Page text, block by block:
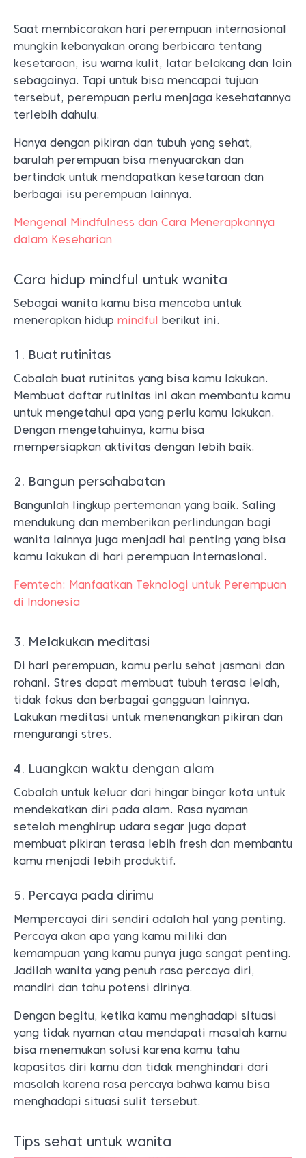
Saat membicarakan hari perempuan internasional
mungkin kebanyakan orang berbicara tentang
kesetaraan, isu warna kulit, latar belakang dan lain
sebagainya. Tapi untuk bisa mencapai tujuan
tersebut, perempuan perlu menjaga kesehatannya
terlebih dahulu.
Hanya dengan pikiran dan tubuh yang sehat,
barulah perempuan bisa menyuarakan dan
bertindak untuk mendapatkan kesetaraan dan
berbagai isu perempuan lainnya.
Mengenal Mindfulness dan Cara Menerapkannya
dalam Keseharian
Cara hidup mindful untuk wanita
Sebagai wanita kamu bisa mencoba untuk
menerapkan hidup mindful berikut ini.
1. Buat rutinitas
Cobalah buat rutinitas yang bisa kamu lakukan.
Membuat daftar rutinitas ini akan membantu kamu
untuk mengetahui apa yang perlu kamu lakukan.
Dengan mengetahuinya, kamu bisa
mempersiapkan aktivitas dengan lebih baik.
2. Bangun persahabatan
Bangunlah lingkup pertemanan yang baik. Saling
mendukung dan memberikan perlindungan bagi
wanita lainnya juga menjadi hal penting yang bisa
kamu lakukan di hari perempuan internasional.
Femtech: Manfaatkan Teknologi untuk Perempuan
di Indonesia
3. Melakukan meditasi
Di hari perempuan, kamu perlu sehat jasmani dan
rohani. Stres dapat membuat tubuh terasa lelah,
tidak fokus dan berbagai gangguan lainnya.
Lakukan meditasi untuk menenangkan pikiran dan
mengurangi stres.
4. Luangkan waktu dengan alam
Cobalah untuk keluar dari hingar bingar kota untuk
mendekatkan diri pada alam. Rasa nyaman
setelah menghirup udara segar juga dapat
membuat pikiran terasa lebih fresh dan membantu
kamu menjadi lebih produktif.
5. Percaya pada dirimu
Mempercayai diri sendiri adalah hal yang penting.
Percaya akan apa yang kamu miliki dan
kemampuan yang kamu punya juga sangat penting.
Jadilah wanita yang penuh rasa percaya diri,
mandiri dan tahu potensi dirinya.
Dengan begitu, ketika kamu menghadapi situasi
yang tidak nyaman atau mendapati masalah kamu
bisa menemukan solusi karena kamu tahu
kapasitas diri kamu dan tidak menghindari dari
masalah karena rasa percaya bahwa kamu bisa
menghadapi situasi sulit tersebut.
Tips sehat untuk wanita